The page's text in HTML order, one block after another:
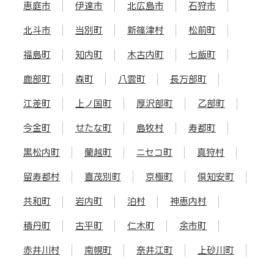
恵庭市 伊達市 北広島市 石狩市
北斗市 当別町 新篠津村 松前町
福島町 知内町 木古内町 七飯町
鹿部町 森町 八雲町 長万部町
江差町 上ノ国町 厚沢部町 乙部町
今金町 せたな町 島牧村 寿都町
黒松内町 蘭越町 ニセコ町 真狩村
留寿都村 喜茂別町 京極町 倶知安町
共和町 岩内町 泊村 神恵内村
積丹町 古平町 仁木町 余市町
赤井川村 南幌町 奈井江町 上砂川町